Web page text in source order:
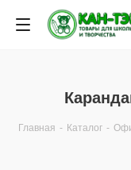
Главная - Каталог -